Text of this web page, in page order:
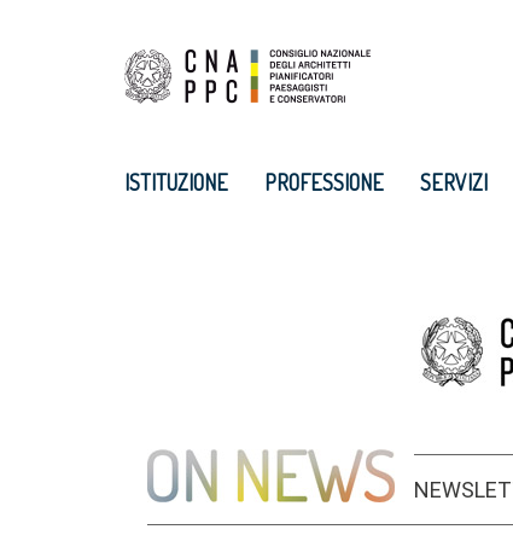
ISTITUZIONE PROFESSIONE SERVIZI